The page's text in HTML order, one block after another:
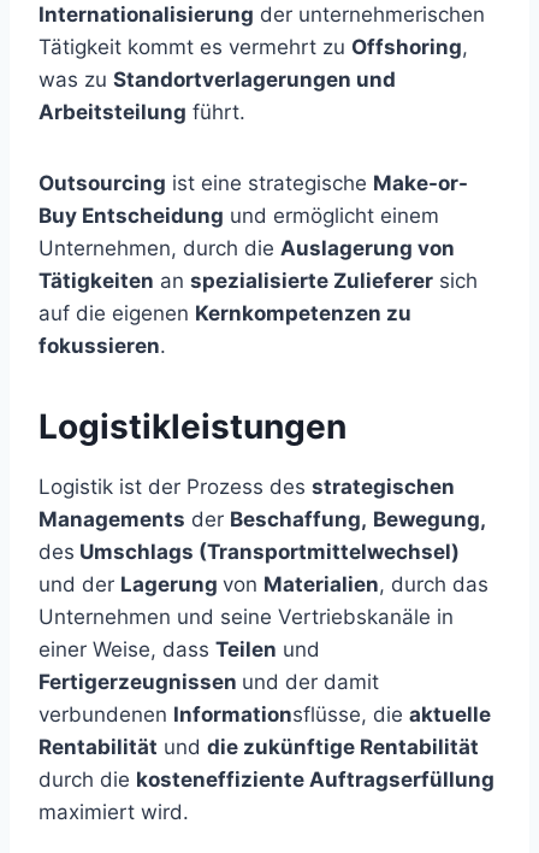
Internationalisierung der unternehmerischen
Tätigkeit kommt es vermehrt zu Offshoring,
was zu Standortverlagerungen und
Arbeitsteilung führt.
Outsourcing ist eine strategische Make-or-
Buy Entscheidung und ermöglicht einem
Unternehmen, durch die Auslagerung von
Tätigkeiten an spezialisierte Zulieferer sich
auf die eigenen Kernkompetenzen zu
fokussieren.
Logistikleistungen
Logistik ist der Prozess des strategischen
Managements der Beschaffung, Bewegung,
des Umschlags (Transportmittelwechsel)
und der Lagerung von Materialien, durch das
Unternehmen und seine Vertriebskanäle in
einer Weise, dass Teilen und
Fertigerzeugnissen und der damit
verbundenen Informationsflüsse, die aktuelle
Rentabilität und die zukünftige Rentabilität
durch die kosteneffiziente Auftragserfüllung
maximiert wird.